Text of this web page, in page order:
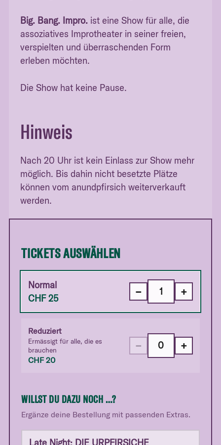
Big. Bang. Impro. ist eine Show für alle, die
assoziatives Improtheater in seiner freien,
verspielten und überraschenden Form
erleben möchten.
Die Show hat keine Pause.
Hinweis
Nach 20 Uhr ist kein Einlass zur Show mehr
möglich. Bis dahin nicht besetzte Plätze
können vom anundpfirsich weiterverkauft
werden.
TICKETS AUSWÄHLEN
Normal
CHF25
− +
Reduziert
Ermässigt für alle, die es
brauchen
CHF20
− +
WILLST DU DAZU NOCH …?
Ergänze deine Bestellung mit passenden Extras.